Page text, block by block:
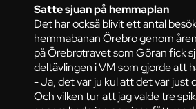
Satte sjuan på hemmaplan
Det har också blivit ett antal
hemmabanan Örebro genom
på Örebrotravet som Göran fick
deltävlingen i VM som gjorde att
- Ja, det var ju kul att det var just
Och vilken tur att jag valde tre